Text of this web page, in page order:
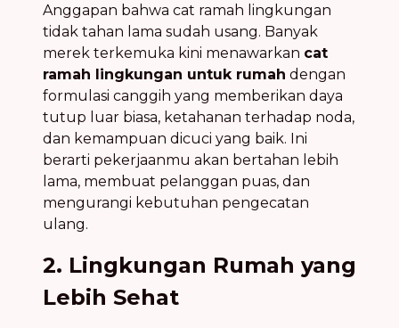
Anggapan bahwa cat ramah lingkungan
tidak tahan lama sudah usang. Banyak
merek terkemuka kini menawarkan cat
ramah lingkungan untuk rumah dengan
formulasi canggih yang memberikan daya
tutup luar biasa, ketahanan terhadap noda,
dan kemampuan dicuci yang baik. Ini
berarti pekerjaanmu akan bertahan lebih
lama, membuat pelanggan puas, dan
mengurangi kebutuhan pengecatan
ulang.
2. Lingkungan Rumah yang
Lebih Sehat